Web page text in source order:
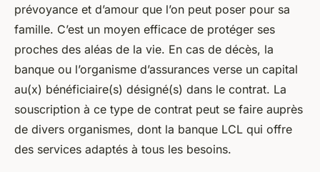
prévoyance et d’amour que l’on peut poser pour sa
famille. C’est un moyen efficace de protéger ses
proches des aléas de la vie. En cas de décès, la
banque ou l’organisme d’assurances verse un capital
au(x) bénéficiaire(s) désigné(s) dans le contrat. La
souscription à ce type de contrat peut se faire auprès
de divers organismes, dont la banque LCL qui offre
des services adaptés à tous les besoins.